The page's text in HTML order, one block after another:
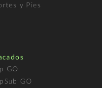
y Pies
GO
GO